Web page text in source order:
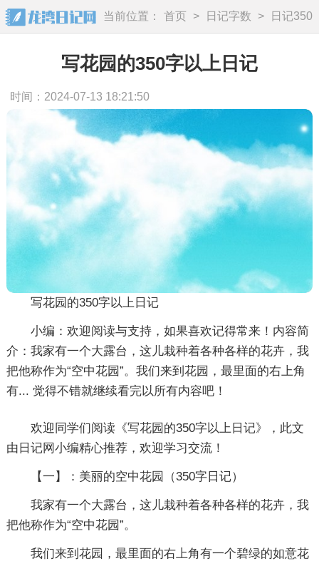
当前位置： 首页 > 日记字数 >
日记350
字
写花园的350字以上日记
时间：2024-07-13 18:21:50
写花园的350字以上日记
小编： 欢迎阅读与支持，如果喜欢记得常来！内容简
介：我家有一个大露台，这儿栽种着各种各样的花卉，我
把他称作为“空中花园”。我们来到花园，最里面的右上角
有... 觉得不错就继续看完以所有内容吧！
欢迎同学们阅读《写花园的350字以上日记》，此文
由日记网小编精心推荐，欢迎学习交流！
【一】：美丽的空中花园 （350字日记）
我家有一个大露台，这儿栽种着各种各样的花卉，我
把他称作为“空中花园”。
我们来到花园，最里面的右上角有一个碧绿的如意花